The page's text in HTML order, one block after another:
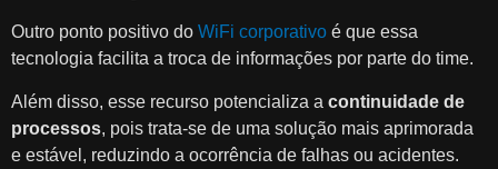
Outro ponto positivo do WiFi corporativo é que essa
tecnologia facilita a troca de informações por parte do time.
Além disso, esse recurso potencializa a continuidade de
processos, pois trata-se de uma solução mais aprimorada
e estável, reduzindo a ocorrência de falhas ou acidentes.